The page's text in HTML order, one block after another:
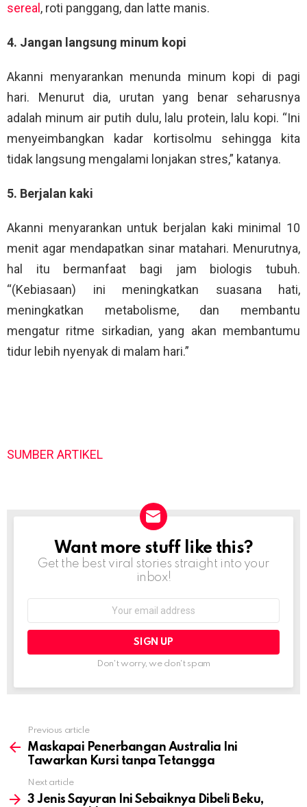
sereal , roti panggang, dan latte manis.
4. Jangan langsung minum kopi
Akanni menyarankan menunda minum kopi di pagi
hari. Menurut dia, urutan yang benar seharusnya
adalah minum air putih dulu, lalu protein, lalu kopi. “Ini
menyeimbangkan kadar kortisolmu sehingga kita
tidak langsung mengalami lonjakan stres,” katanya.
5. Berjalan kaki
Akanni menyarankan untuk berjalan kaki minimal 10
menit agar mendapatkan sinar matahari. Menurutnya,
hal itu bermanfaat bagi jam biologis tubuh.
“(Kebiasaan) ini meningkatkan suasana hati,
meningkatkan metabolisme, dan membantu
mengatur ritme sirkadian, yang akan membantumu
tidur lebih nyenyak di malam hari.”
SUMBER ARTIKEL
NEWSLETTER
Want more stuff like this?
Get the best viral stories straight into your
inbox!
Don't worry, we don't spam
more
Previous article
Maskapai Penerbangan Australia Ini
Tawarkan Kursi tanpa Tetangga
Next article
3 Jenis Sayuran Ini Sebaiknya Dibeli Beku,